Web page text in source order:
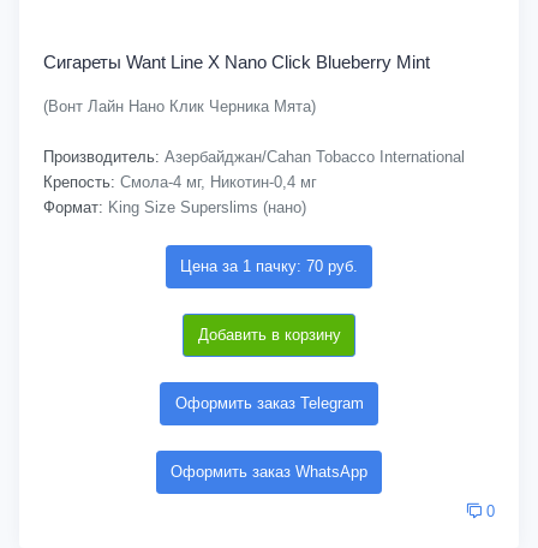
Сигареты Want Line X Nano Click Blueberry Mint
(Вонт Лайн Нано Клик Черника Мята)
Производитель: Азербайджан/Cahan Tobacco International
Крепость: Смола-4 мг, Никотин-0,4 мг
Формат: King Size Superslims (нано)
Цена за 1 пачку: 70 руб.
Добавить в корзину
Оформить заказ Telegram
Оформить заказ WhatsApp
0